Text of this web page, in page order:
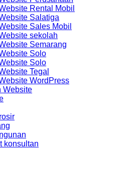
Rental Mobil
Salatiga
Sales Mobil
sekolah
Semarang
Solo
Solo
Tegal
WordPress
Website
konsultan